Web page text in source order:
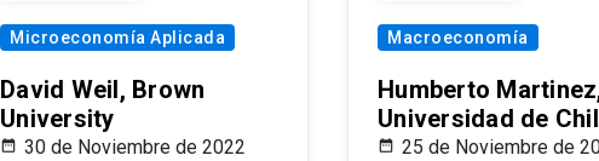
Microeconomía Aplicada
David Weil, Brown
University
30 de Noviembre de 2022
Macroeconomía
Humberto
Universidad de
25 de Noviembre de